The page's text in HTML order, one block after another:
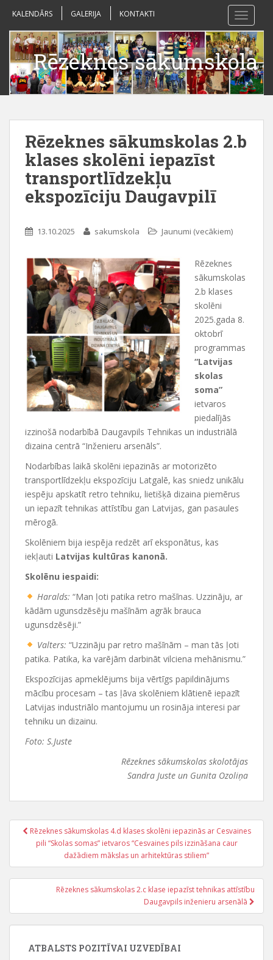
KALENDĀRS GALERIJA KONTAKTI
Rēzeknes sākumskola
Rēzeknes sākumskolas 2.b
klases skolēni iepazīst
transportlīdzekļu
ekspozīciju Daugavpilī
13.10.2025 sakumskola Jaunumi (vecākiem)
Rēzeknes
sākumskolas
2.b klases
skolēni
2025.gada 8.
oktobrī
programmas
“Latvijas
skolas
soma”
ietvaros
piedalījās
izzinošā nodarbībā Daugavpils Tehnikas un industriālā
dizaina centrā “Inženieru arsenāls”.
Nodarbības laikā skolēni iepazinās ar motorizēto
transportlīdzekļu ekspozīciju Latgalē, kas sniedz unikālu
iespēju apskatīt retro tehniku, lietišķā dizaina piemērus
un iepazīt tehnikas attīstību gan Latvijas, gan pasaules
mērogā.
Skolēniem bija iespēja redzēt arī eksponātus, kas
iekļauti Latvijas kultūras kanonā.
Skolēnu iespaidi:
Haralds: “Man ļoti patika retro mašīnas. Uzzināju, ar
kādām ugunsdzēsēju mašīnām agrāk brauca
ugunsdzēsēji.”
Valters: “Uzzināju par retro mašīnām – man tās ļoti
patika. Patika, ka varējām darbināt vilciena mehānismu.”
Ekspozīcijas apmeklējums bija vērtīgs papildinājums
mācību procesam – tas ļāva skolēniem klātienē iepazīt
Latvijas industriālo mantojumu un rosināja interesi par
tehniku un dizainu.
Foto: S.Juste
Rēzeknes sākumskolas skolotājas
Sandra Juste un Gunita Ozoliņa
Post navigation
Rēzeknes sākumskolas 4.d klases skolēni iepazinās ar Cesvaines
pili “Skolas somas” ietvaros “Cesvaines pils izzināšana caur
dažādiem mākslas un arhitektūras stiliem”
Rēzeknes sākumskolas 2.c klase iepazīst tehnikas attīstību
Daugavpils inženieru arsenālā
ATBALSTS POZITĪVAI UZVEDĪBAI